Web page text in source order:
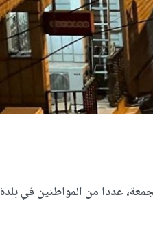
عددا من المواطنين في بلدة